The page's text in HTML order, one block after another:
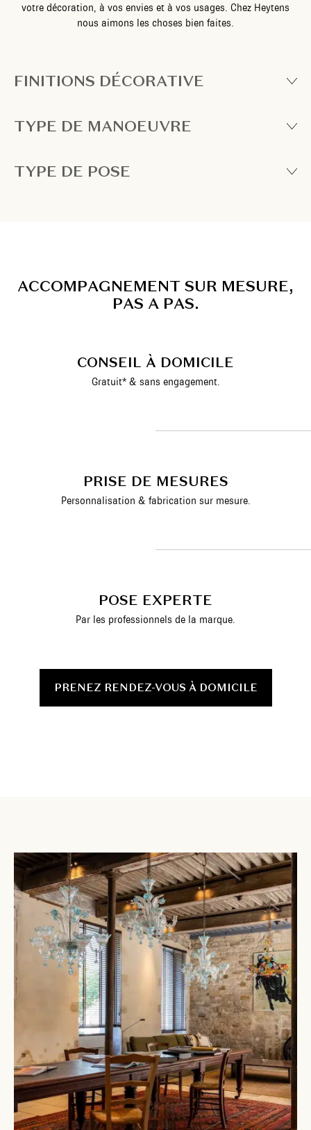
votre décoration, à vos envies et à vos usages. Chez Heytens
nous aimons les choses bien faites.
FINITIONS DÉCORATIVE
TYPE DE MANOEUVRE
TYPE DE POSE
ACCOMPAGNEMENT SUR MESURE,
PAS A PAS.
CONSEIL À DOMICILE
Gratuit* & sans engagement.
PRISE DE MESURES
Personnalisation & fabrication sur mesure.
POSE EXPERTE
Par les professionnels de la marque.
PRENEZ RENDEZ-VOUS À DOMICILE